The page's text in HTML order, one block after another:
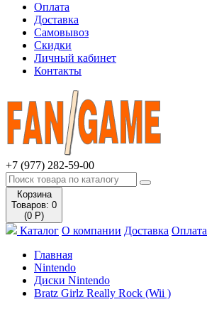
Оплата
Доставка
Самовывоз
Скидки
Личный кабинет
Контакты
+7 (977) 282-59-00
Корзина
Товаров: 0
(0 Р)
Каталог О компании Доставка Оплата
Главная
Nintendo
Диски Nintendo
Bratz Girlz Really Rock (Wii )